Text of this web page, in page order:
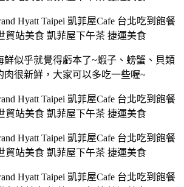
鮮似乎就覺得虧本了~蝦子、螃蟹、貝類
肉很新鮮，大家可以多吃一些喔~